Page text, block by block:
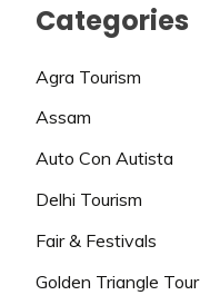
Categories
Agra Tourism
Assam
Auto Con Autista
Delhi Tourism
Fair & Festivals
Golden Triangle Tour